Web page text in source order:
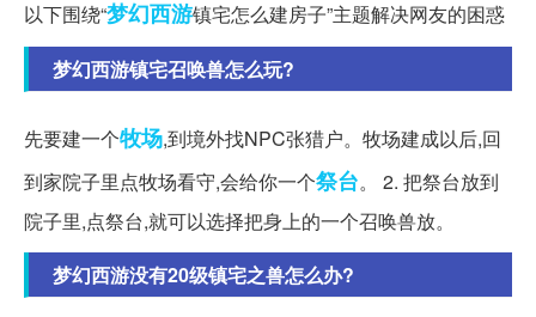
以下围绕“梦幻西游镇宅怎么建房子”主题解决网友的困惑
梦幻西游镇宅召唤兽怎么玩?
先要建一个牧场,到境外找NPC张猎户。牧场建成以后,回
到家院子里点牧场看守,会给你一个祭台。 2. 把祭台放到
院子里,点祭台,就可以选择把身上的一个召唤兽放。
梦幻西游没有20级镇宅之兽怎么办?